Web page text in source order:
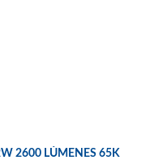
2600 LÚMENES 65K